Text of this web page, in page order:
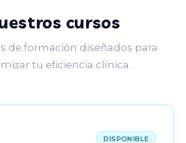
cursos
de formación diseñados para
tu eficiencia clínica.
DISPONIBLE